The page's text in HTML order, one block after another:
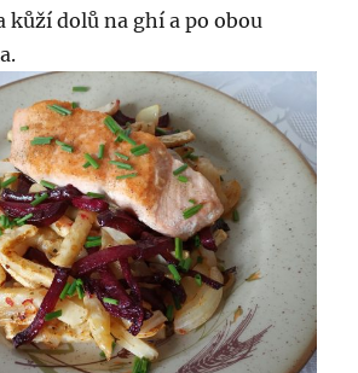
kůží dolů na ghí a po obou